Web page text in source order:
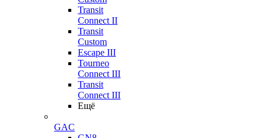
Transit
Connect II
Transit
Custom
Escape III
Tourneo
Connect III
Transit
Connect III
Ещё
GAC